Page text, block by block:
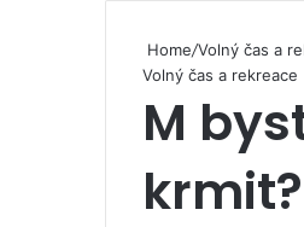
Home/Volný čas a
Volný čas a rekreace
M
krmit?